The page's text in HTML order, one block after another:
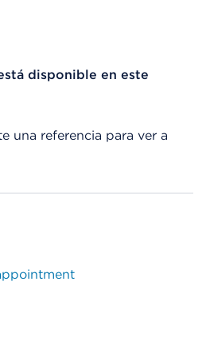
disponible en este
una referencia para ver a